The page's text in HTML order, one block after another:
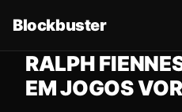
Blockbuster
RALPH
EM JOGOS